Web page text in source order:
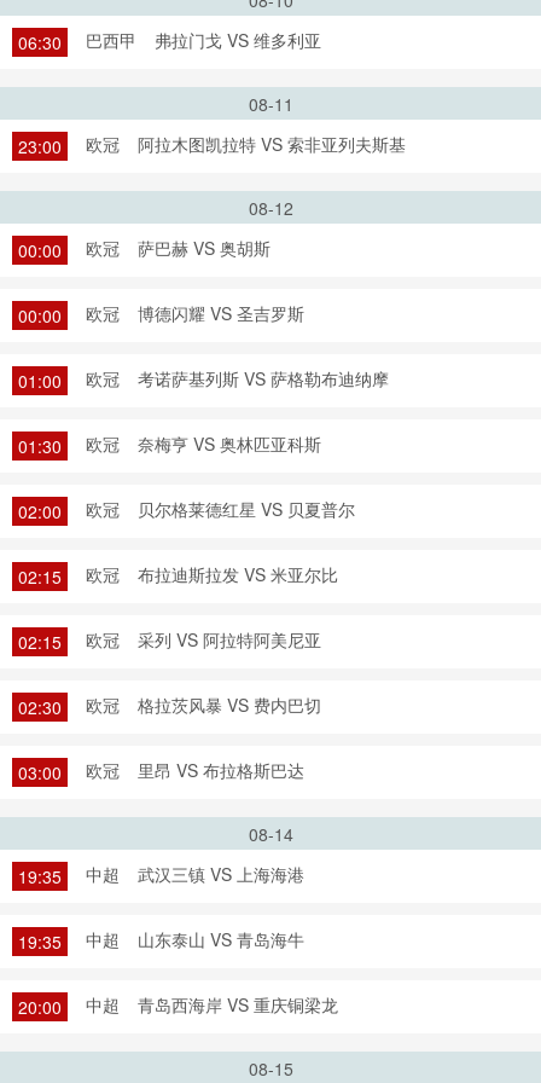
06:30
巴西甲 弗拉门戈 VS 维多利亚
08-11
23:00
欧冠 阿拉木图凯拉特 VS 索非亚列夫斯基
08-12
00:00
欧冠 萨巴赫 VS 奥胡斯
00:00 欧冠 博德闪耀 VS 圣吉罗斯
01:00 欧冠 考诺萨基列斯 VS 萨格勒布迪纳摩
01:30 欧冠 奈梅亨 VS 奥林匹亚科斯
02:00 欧冠 贝尔格莱德红星 VS 贝夏普尔
02:15 欧冠 布拉迪斯拉发 VS 米亚尔比
02:15 欧冠 采列 VS 阿拉特阿美尼亚
02:30 欧冠 格拉茨风暴 VS 费内巴切
03:00 欧冠 里昂 VS 布拉格斯巴达
08-14
19:35
中超 武汉三镇 VS 上海海港
19:35 中超 山东泰山 VS 青岛海牛
20:00 中超 青岛西海岸 VS 重庆铜梁龙
08-15